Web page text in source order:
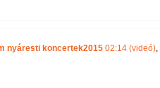
nyáresti koncertek2015 02:14 (videó),